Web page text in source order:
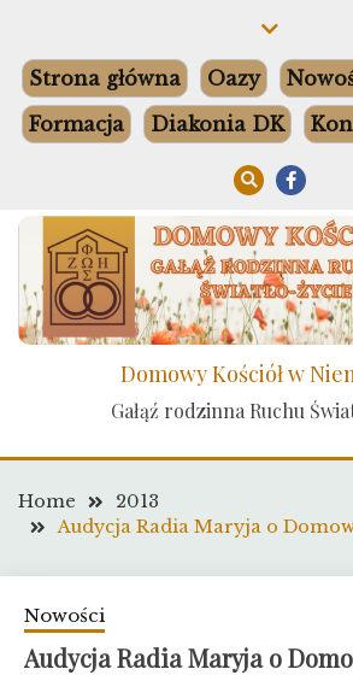
content
Strona główna Oazy
Formacja
Diakonia DK
Domowy Kościół w
Gałąź rodzinna Ruchu
Home
2013
Audycja Radia Maryja o
Nowości
Audycja Radia Maryja o